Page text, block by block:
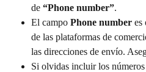
de “Phone number”.
El campo Phone number es
de las plataformas de
las direcciones de envío.
Si olvidas incluir los